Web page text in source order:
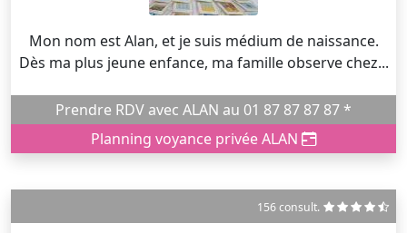
Mon nom est Alan, et je suis médium de naissance.
Dès ma plus jeune enfance, ma famille observe chez...
Prendre RDV avec ALAN au 01 87 87 87 87 *
Planning voyance privée ALAN
156 consult.